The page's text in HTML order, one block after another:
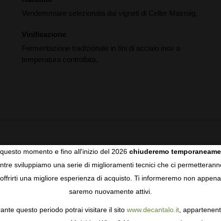
Vendemmiare selezionata dai vigneti di Celler Masroig.
Vinificazione
Fermentazione tradizionale in tini di acciaio inox a
temperatura controllata.
also shows punchy cranberry acidity with a sweep of
friendly.
COOKIES
come i cookie per personalizzare e mejorar la tua
sulla privacy
per saperne di più, o gestisci le tue
Consenso.
momento e fino all'inizio del 2026 chiuderemo
sviluppiamo una serie di miglioramenti tecnici che ci
offrirti una migliore esperienza di acquisto. Ti informeremo non appena
saremo nuovamente attivi.
questo periodo potrai visitare il sito www.decantalo.it,